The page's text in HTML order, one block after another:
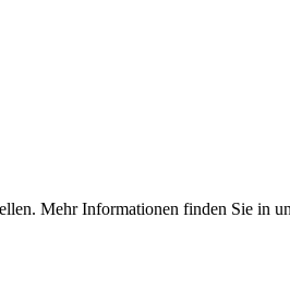
Mehr Informationen finden Sie in